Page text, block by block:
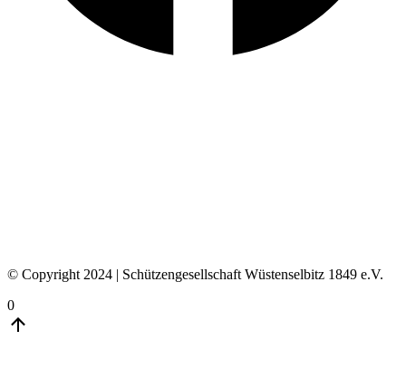
© Copyright 2024 | Schützengesellschaft Wüstenselbitz 1849 e.V.
0